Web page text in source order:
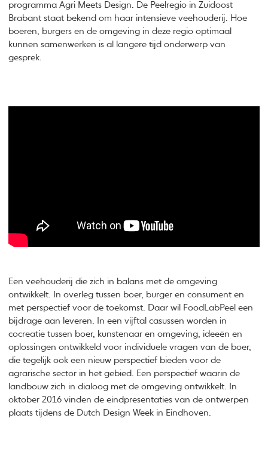
programma Agri Meets Design. De Peelregio in Zuidoost
Brabant staat bekend om haar intensieve veehouderij. Hoe
boeren, burgers en de omgeving in deze regio optimaal
kunnen samenwerken is al langere tijd onderwerp van
gesprek.
Een veehouderij die zich in balans met de omgeving
ontwikkelt. In overleg tussen boer, burger en consument en
met perspectief voor de toekomst. Daar wil FoodLabPeel een
bijdrage aan leveren. In een vijftal casussen worden in
cocreatie tussen boer, kunstenaar en omgeving, ideeën en
oplossingen ontwikkeld voor individuele vragen van de boer,
die tegelijk ook een nieuw perspectief bieden voor de
agrarische sector in het gebied. Een perspectief waarin de
landbouw zich in dialoog met de omgeving ontwikkelt. In
oktober 2016 vinden de eindpresentaties van de ontwerpen
plaats tijdens de Dutch Design Week in Eindhoven.